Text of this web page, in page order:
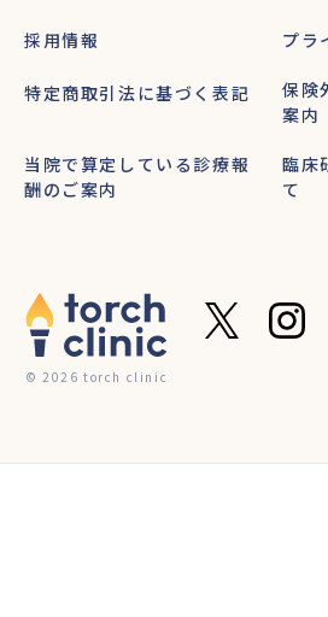
採用情報 プラ
特定商取引法に基づく表記
保険
案内
当院で算定している診療報
酬のご案内
臨床
て
© 2026 torch clinic